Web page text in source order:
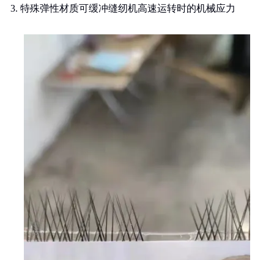
3. 特殊弹性材质可缓冲缝纫机高速运转时的机械应力